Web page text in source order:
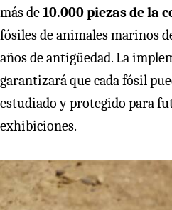
más de10.000 piezas de la
fósiles de animales marinos
años de antigüedad. La
garantizará que cada fósil
estudiado y protegido para
exhibiciones.